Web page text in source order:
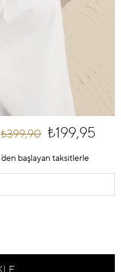
₺399,90 ₺199,95
`den başlayan taksitlerle